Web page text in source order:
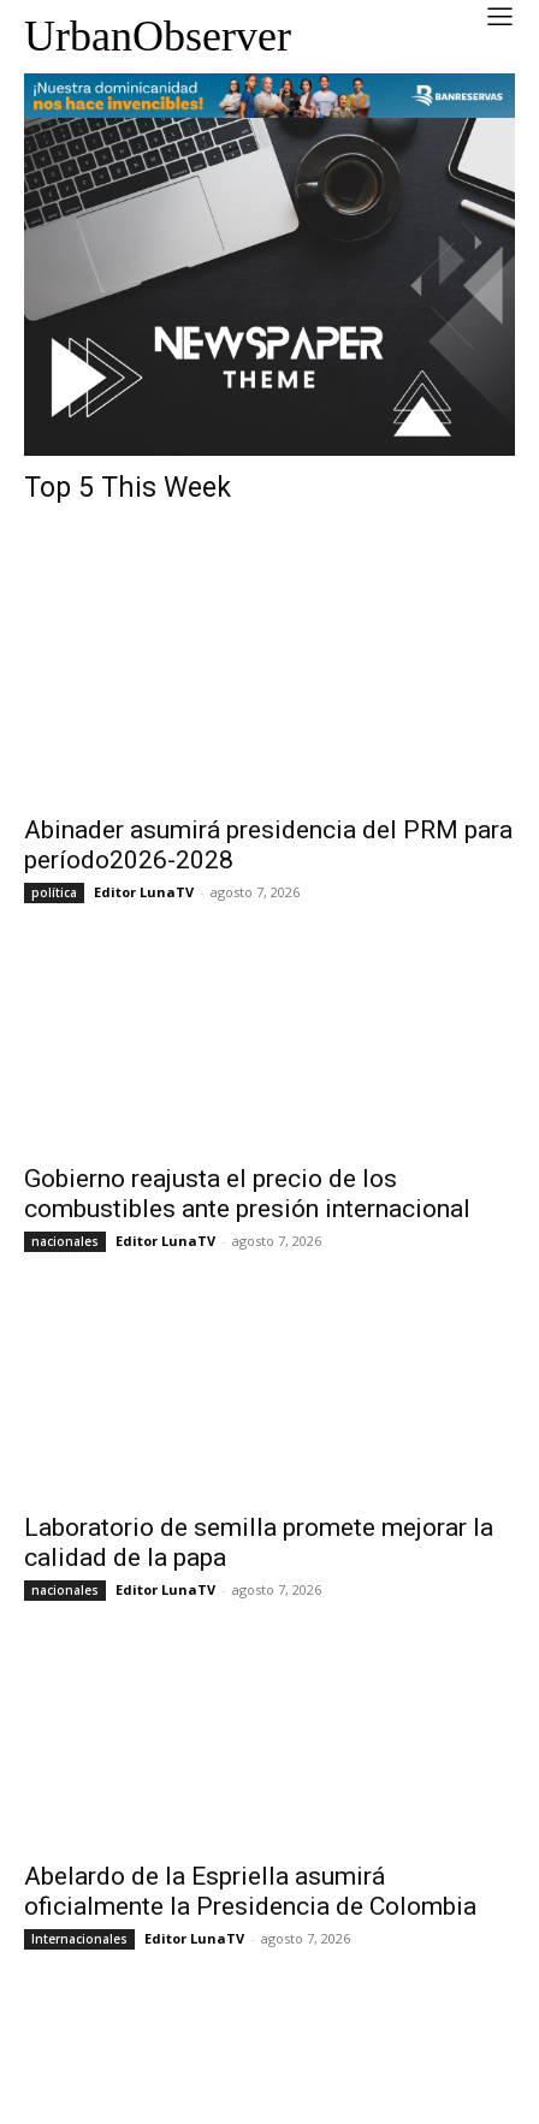
UrbanObserver
Top 5 This Week
Abinader asumirá presidencia del PRM para
período2026-2028
política Editor LunaTV - agosto 7, 2026
Gobierno reajusta el precio de los
combustibles ante presión internacional
nacionales Editor LunaTV - agosto 7, 2026
Laboratorio de semilla promete mejorar la
calidad de la papa
nacionales Editor LunaTV - agosto 7, 2026
Abelardo de la Espriella asumirá
oficialmente la Presidencia de Colombia
Internacionales Editor LunaTV - agosto 7, 2026